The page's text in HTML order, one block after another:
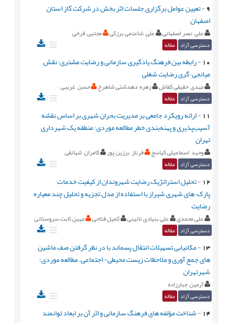
9
-تعیین عوامل برگزاری جلسات اثر بخش در شرکت گاز استان
اصفهان
علی نصر اصفهانی علی شاعئمی برزکی مجتبی فرخی
دسترسی آزاد مقاله
10
-رابطه بین فرهنگ یادگیری سازمانی و رضایت مشتری: نقش
میانجی¬گری رضایت شغلی
مهدی حقیقی کفاش زهره دهدشتی شاهرخ حسن غریبی
دسترسی آزاد مقاله
11
-ارائه رویکرد جامعی بر مدیریت بحران شهری بر اساس نقشه
آسیب‌پذیری و پهنه‌بندی خطر مطالعه موردی: منطقه یک شهرداری
تهران
وحید اسماعیلی کیاسج فرناز برزین پور کامران شهانقی
دسترسی آزاد مقاله
12
-تحلیل استراتژیک رضایت شهروندان از کیفیت خدمات
پارک¬های شهری شیراز با استفاده از مدل تجزیه و تحلیل چند معیاره
رضایت
علی محمدی علی بنیادی نائینی کمیل فتاحی مهین ثابت سروستانی
دسترسی آزاد مقاله
13
-مکانیابی تسهیلات انتقال پسماند با در نظر گرفتن صف ماشین
های جمع آوری و ملاحظات زیست محیطی- اجتماعی. مطالعه موردی:
شهرتهران
آرمین جبارزاده
دسترسی آزاد مقاله
14
-شناخت مؤلفه های فرهنگ سازمانی و اثر آن بر ابعاد توانمند